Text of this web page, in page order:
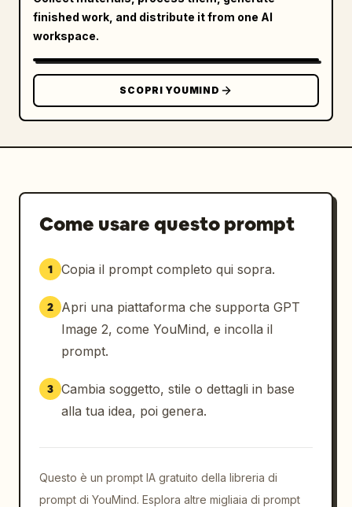
finished work, and distribute it from one AI
workspace.
SCOPRI YOUMIND
Come usare questo prompt
1 Copia il prompt completo qui sopra.
2
Apri una piattaforma che supporta GPT
Image 2, come YouMind, e incolla il
prompt.
3 Cambia soggetto, stile o dettagli in base
alla tua idea, poi genera.
Questo è un prompt IA gratuito della libreria di
prompt di YouMind. Esplora altre migliaia di prompt